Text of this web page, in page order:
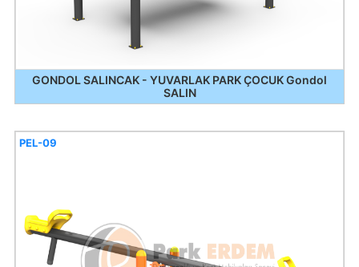
GONDOL SALINCAK - YUVARLAK PARK ÇOCUK Gondol
SALIN
PEL-09